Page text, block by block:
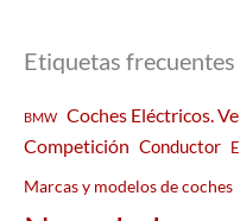
Etiquetas frecuentes
BMW
Coches Eléctricos.
Competición Conductor
Marcas y modelos de coches